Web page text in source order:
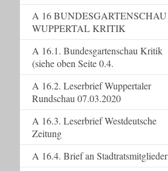
A 16 BUNDESGARTENSCHAU
WUPPERTAL KRITIK
A 16.1. Bundesgartenschau Kritik
(siehe oben Seite 0.4.
A 16.2. Leserbrief Wuppertaler
Rundschau 07.03.2020
A 16.3. Leserbrief Westdeutsche
Zeitung
A 16.4. Brief an Stadtratsmitglieder